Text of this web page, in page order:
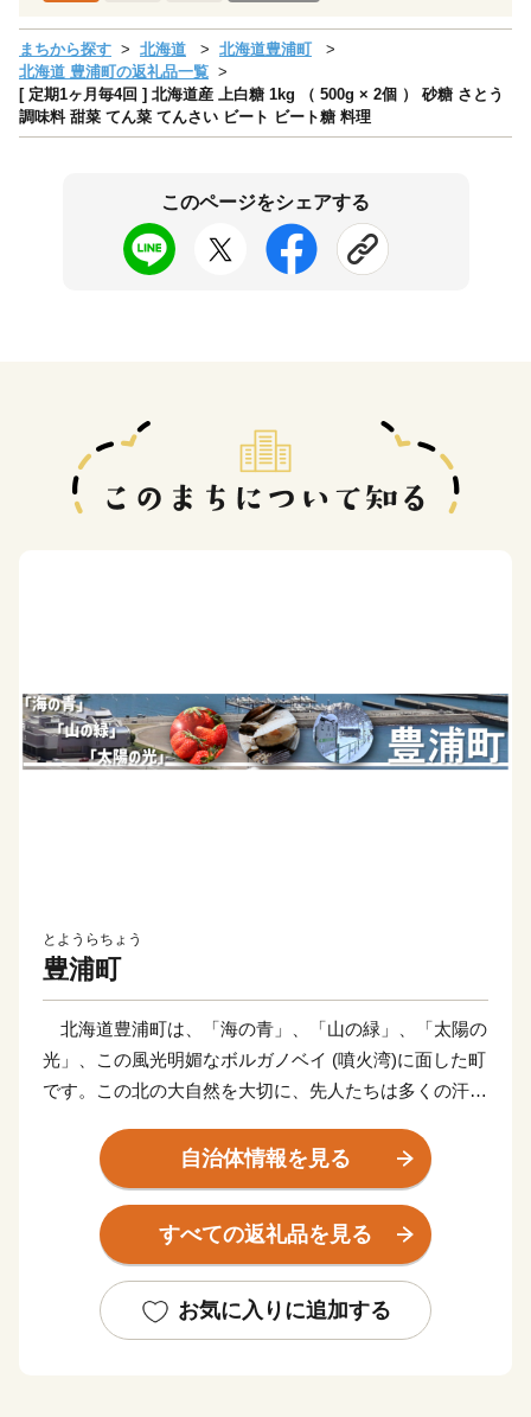
まちから探す 北海道
北海道豊浦町
北海道 豊浦町の返礼品一覧
[ 定期1ヶ月毎4回 ] 北海道産 上白糖 1kg （ 500g × 2個 ） 砂糖 さとう
調味料 甜菜 てん菜 てんさい ビート ビート糖 料理
このページをシェアする
とようらちょう
豊浦町
北海道豊浦町は、「海の青」、「山の緑」、「太陽の
光」、この風光明媚なボルガノベイ (噴火湾)に面した町
です。この北の大自然を大切に、先人たちは多くの汗を
の豊浦町があり、私たちは、この流した汗にまた一汗一
汗適応した施策を推し進め、次世代に受け継いでいかな
ければならないと考えています。
本町は従前より第一次産業において、大きく成長をし
「ホタテ」など、農業及び水産業が盛んであります。加
えて現在では、地場産品を生かした６次産業や観光事業
自治体情報を見る
すべての返礼品を見る
お気に入りに追加する